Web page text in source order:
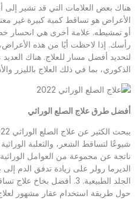
هناك بعض العلامات التي قد تشير إلى
الأعراض هو تساقط كمية كبيرة غير
أو تمشيطه. علامة أخرى هي انحسار
رأسك. إذا لاحظت أيًا من هذه
لتحديد أفضل مسار للعلاج. هناك العديد
الذكوري، بما في ذلك العلاج بالليزر
أفضل طرق علاج الصلع الوراثي
شيوعًا لتساقط الشعر، والثعلبة
ناتجة عن مجموعة من العوامل
الديرما رولر على زيادة تدفق الدم
الجلد الطبيعية. 3. أفضل
حول طريقة استخدام عقار مشهور